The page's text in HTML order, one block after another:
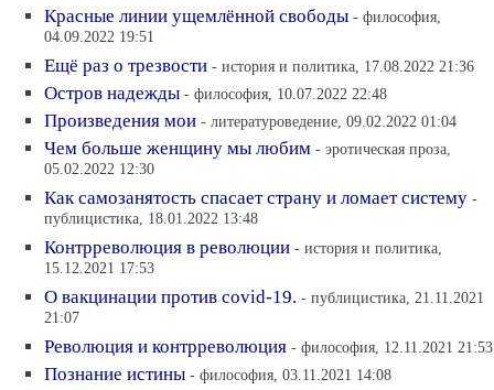
Красные линии ущемлённой свободы - философия,
04.09.2022 19:51
Ещё раз о трезвости - история и политика, 17.08.2022 21:36
Остров надежды - философия, 10.07.2022 22:48
Произведения мои - литературоведение, 09.02.2022 01:04
Чем больше женщину мы любим - эротическая проза,
05.02.2022 12:30
Как самозанятость спасает страну и ломает систему -
публицистика, 18.01.2022 13:48
Контрреволюция в революции - история и политика,
15.12.2021 17:53
О вакцинации против covid-19. - публицистика, 21.11.2021
21:07
Революция и контрреволюция - философия, 12.11.2021 21:53
Познание истины - философия, 03.11.2021 14:08